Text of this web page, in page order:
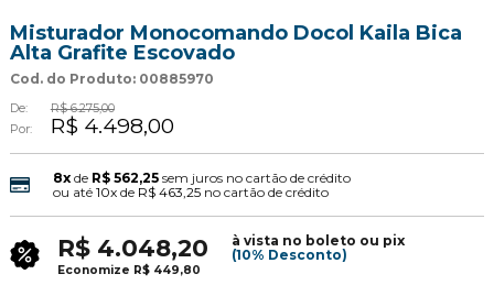
Misturador Monocomando Docol Kaila Bica
Alta Grafite Escovado
Cod. do Produto: 00885970
De:
R$ 6.275,00
Por:
R$ 4.498,00
8xde R$ 562,25 sem juros no cartão de crédito
ou até 10xde R$ 463,25no cartão de crédito
R$ 4.048,20
à vista no boleto ou pix
(10% Desconto)
Economize R$ 449,80